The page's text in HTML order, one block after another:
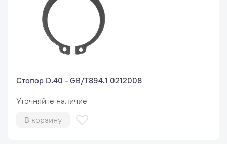
Стопор D.40 - GB/T894.1 0212008
Уточняйте наличие
В корзину